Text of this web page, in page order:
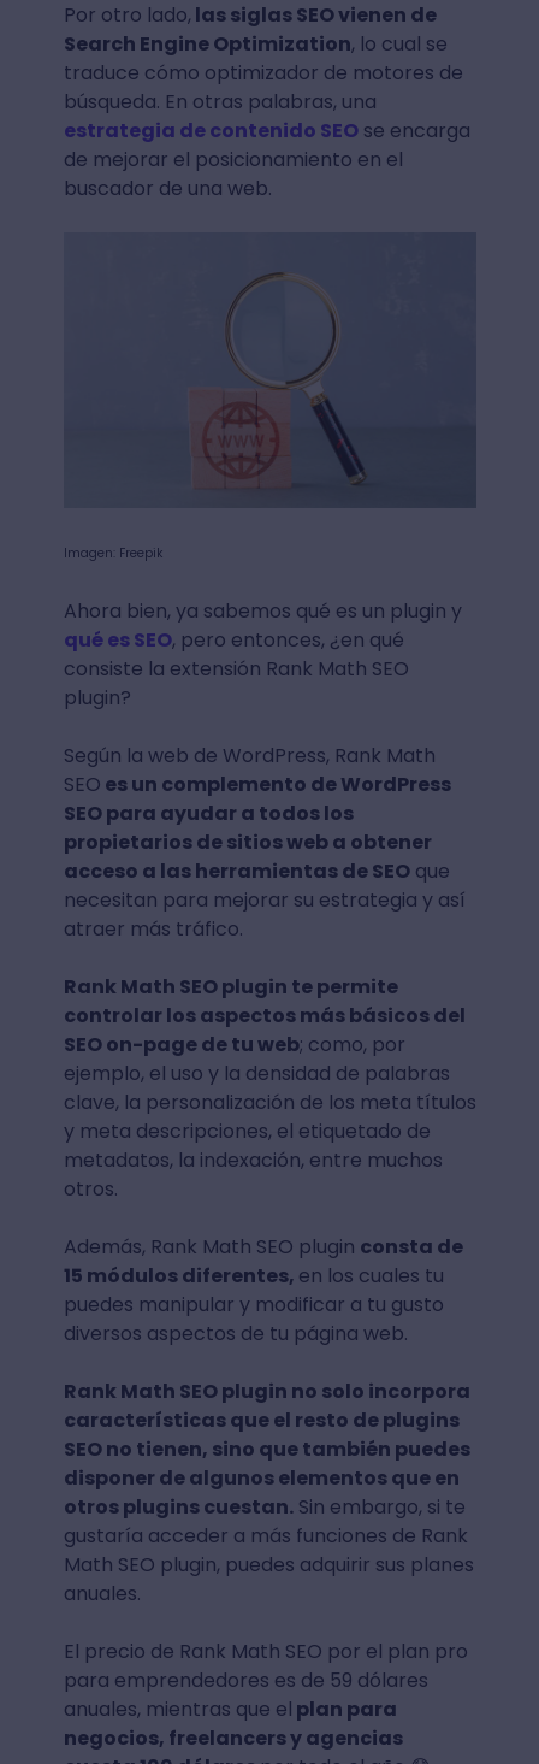
Por otro lado, las siglas SEO vienen de
Search Engine Optimization, lo cual se
traduce cómo optimizador de motores de
búsqueda. En otras palabras, una
estrategia de contenido SEOse encarga
de mejorar el posicionamiento en el
buscador de una web.
Imagen: Freepik
Ahora bien, ya sabemos qué es un plugin y
qué es SEO, pero entonces, ¿en qué
consiste la extensión Rank Math SEO
plugin?
Según la web de WordPress, Rank Math
SEO es un complemento de WordPress
SEO para ayudar a todos los
propietarios de sitios web a obtener
acceso a las herramientas de SEOque
necesitan para mejorar su estrategia y así
atraer más tráfico.
Rank Math SEO plugin te permite
controlar los aspectos más básicos del
SEO on-page de tu web; como, por
ejemplo, el uso y la densidad de palabras
clave, la personalización de los meta títulos
y meta descripciones, el etiquetado de
metadatos, la indexación, entre muchos
otros.
Además, Rank Math SEO plugin consta de
15 módulos diferentes, en los cuales tu
puedes manipular y modificar a tu gusto
diversos aspectos de tu página web.
Rank Math SEO plugin no solo incorpora
características que el resto de plugins
SEO no tienen, sino que también puedes
disponer de algunos elementos que en
otros plugins cuestan.Sin embargo, si te
gustaría acceder a más funciones de Rank
Math SEO plugin, puedes adquirir sus planes
anuales.
El precio de Rank Math SEO por el plan pro
para emprendedores es de 59 dólares
anuales, mientras que el plan para
negocios, freelancers y agencias